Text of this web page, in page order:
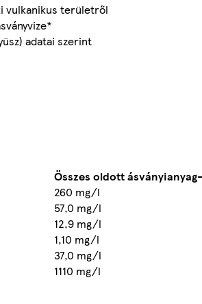
vulkanikus területről
adatai szerint
Összes oldott
260 mg/l
57,0 mg/l
12,9 mg/l
1,10 mg/l
37,0 mg/l
1110 mg/l